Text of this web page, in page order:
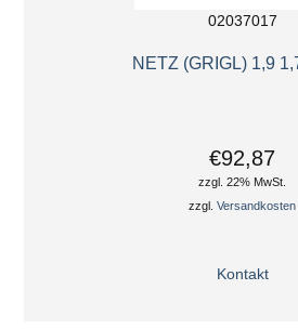
02037017
NETZ (GRIGL) 1,9
€92,87
zzgl. 22% MwSt.
zzgl.Versandkosten
Kontakt